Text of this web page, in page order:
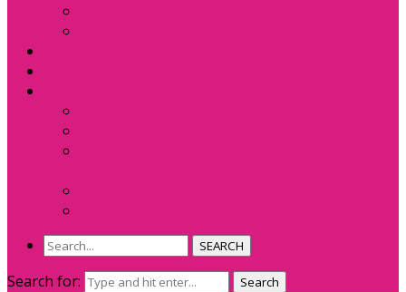
SEARCH
Search for: Search